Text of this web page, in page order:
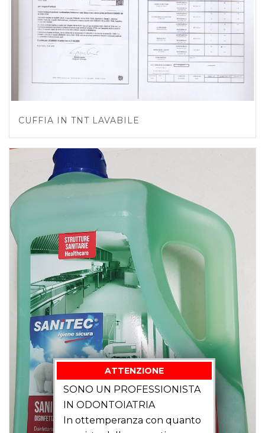
CUFFIA IN TNT LAVABILE
ATTENZIONE
SONO UN PROFESSIONISTA
IN ODONTOIATRIA
In ottemperanza con quanto